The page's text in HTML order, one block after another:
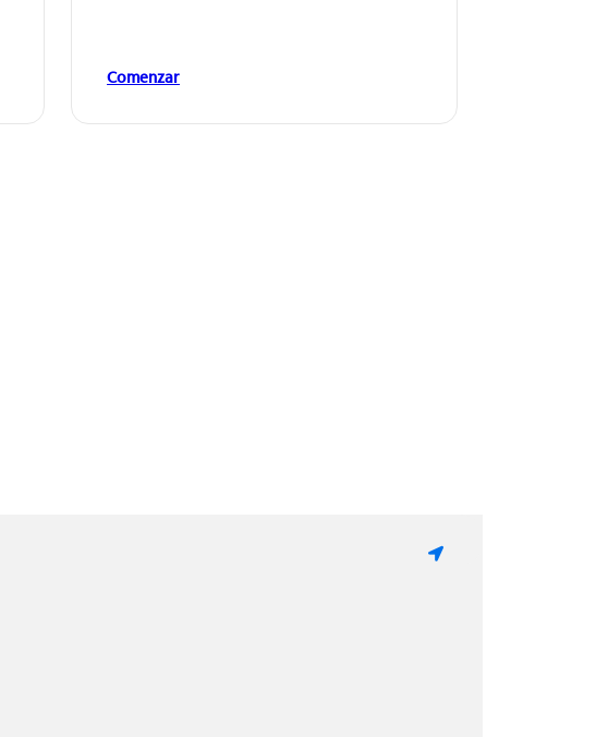
Comenzar